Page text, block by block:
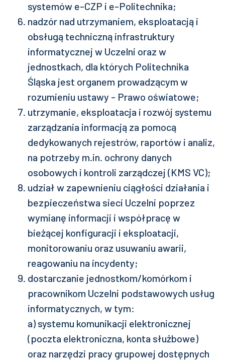
systemów e-CZP i e-Politechnika;
nadzór nad utrzymaniem, eksploatacją i
obsługą techniczną infrastruktury
informatycznej w Uczelni oraz w
jednostkach, dla których Politechnika
Śląska jest organem prowadzącym w
rozumieniu ustawy - Prawo oświatowe;
utrzymanie, eksploatacja i rozwój systemu
zarządzania informacją za pomocą
dedykowanych rejestrów, raportów i analiz,
na potrzeby m.in. ochrony danych
osobowych i kontroli zarządczej (KMS VC);
udział w zapewnieniu ciągłości działania i
bezpieczeństwa sieci Uczelni poprzez
wymianę informacji i współpracę w
bieżącej konfiguracji i eksploatacji,
monitorowaniu oraz usuwaniu awarii,
reagowaniu na incydenty;
dostarczanie jednostkom/komórkom i
pracownikom Uczelni podstawowych usług
informatycznych, w tym:
a) systemu komunikacji elektronicznej
(poczta elektroniczna, konta służbowe)
oraz narzędzi pracy grupowej dostępnych